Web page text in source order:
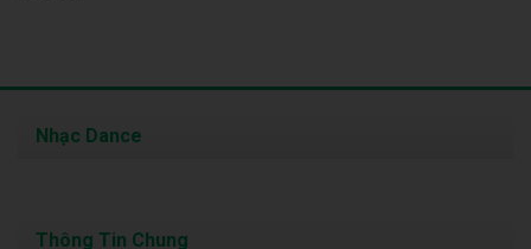
Nhạc Dance
Thông Tin Chung